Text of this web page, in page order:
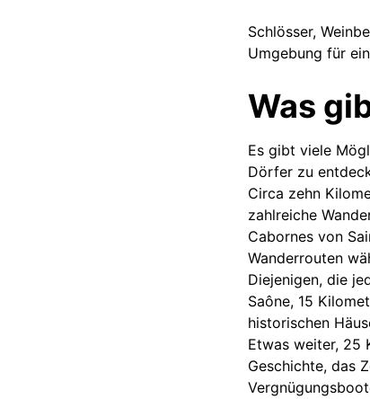
Schlösser,
Umgebung für
Was
Es gibt viele
Dörfer zu
Circa zehn
zahlreiche
Cabornes von
Wanderrouten
Diejenigen, die
Saône, 15
historischen
Etwas weiter, 25
Geschichte, das